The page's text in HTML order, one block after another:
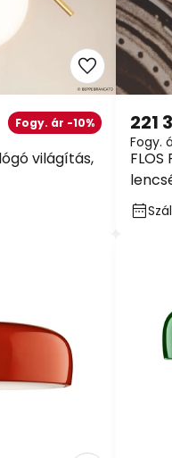
világítás,
Fogy. ár -10% 221
Fogy.